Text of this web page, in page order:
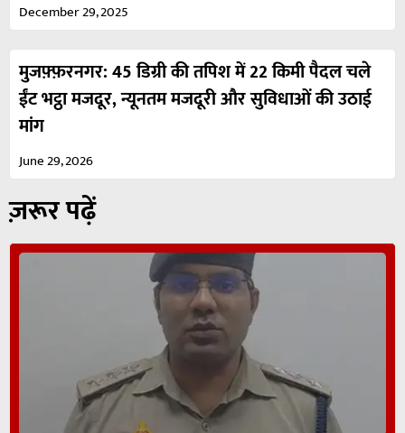
December 29, 2025
मुजफ़्फ़रनगर: 45 डिग्री की तपिश में 22 किमी पैदल चले
ईंट भट्ठा मजदूर, न्यूनतम मजदूरी और सुविधाओं की उठाई
मांग
June 29, 2026
ज़रूर पढ़ें